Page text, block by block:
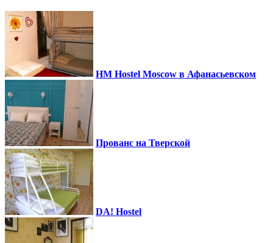
HM Hostel Moscow в Афанасьевском
Прованс на Тверской
DA! Hostel